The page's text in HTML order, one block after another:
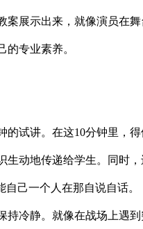
案展示出来，就像演员在
专业素养。
的试讲。在这10分钟里，
生动地传递给学生。同时，
己一个人在那自说自话。
持冷静。就像在战场上遇